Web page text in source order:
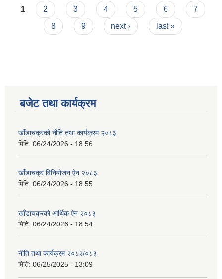
Pages
1 2 3 4 5 6
7
8
9 next › last »
बजेट तथा कार्यक्रम
खाँडाचक्रको नीति तथा कार्यक्रम २०८३
मिति: 06/24/2026 - 18:56
खाँडाचक्र विनियोजन ऐन २०८३
मिति: 06/24/2026 - 18:55
खाँडाचक्रको आर्थिक ऐन २०८३
मिति: 06/24/2026 - 18:54
नीति तथा कार्यक्रम २०८२/०८३
मिति: 06/25/2025 - 13:09